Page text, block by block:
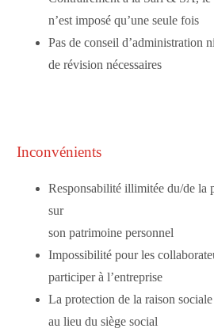
n’est imposé qu’une seule fois
Pas de conseil d’administration
de révision nécessaires
Inconvénients
Responsabilité illimitée du/de la
sur
son patrimoine personnel
Impossibilité pour les
participer à l’entreprise
La protection de la raison
au lieu du siège social